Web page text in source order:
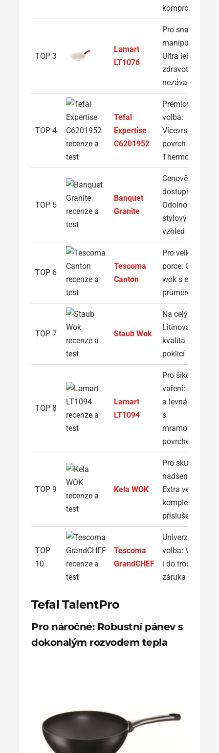
kompromisů
TOP 3
Lamart
LT1076
Pro snadnou
manipulaci:
Ultra lehká a
zdravotně
nezávadná
TOP 4
Tefal
Expertise
C6201952
Prémiová
volba:
Vícevrstvý
povrch a
Thermo-Spot
TOP 5
Banquet
Granite
Cenově
dostupná:
Odolnost a
stylový žulový
vzhled
TOP 6
Tescoma
Canton
Pro velké
porce: Ocelový
wok s extra
průměrem
TOP 7 Staub Wok
Na celý život:
Litinová
kvalita s
poklicí
TOP 8
Lamart
LT1094
Pro šikovné
vaření: Lehká
a levná pánev
s
mramorovým
povrchem
TOP 9 Kela WOK
Pro skutečné
nadšence:
Extra velká s
kompletním
příslušenstvím
TOP
10
Tescoma
GrandCHEF
Univerzální
volba: Vhodná
i do trouby,
záruka 5 let
Tefal TalentPro
Pro náročné: Robustní pánev s
dokonalým rozvodem tepla